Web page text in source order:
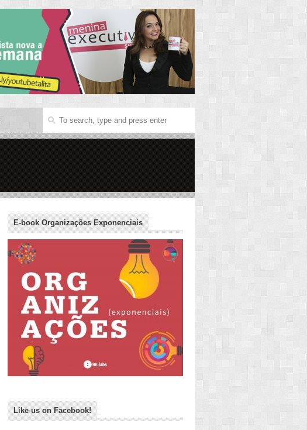
E-book Organizações Exponenciais
Like us on Facebook!